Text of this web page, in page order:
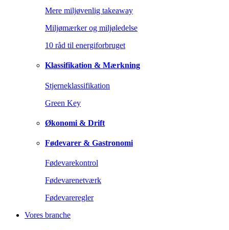
Mere miljøvenlig takeaway
Miljømærker og miljøledelse
10 råd til energiforbruget
Klassifikation & Mærkning
Stjerneklassifikation
Green Key
Økonomi & Drift
Fødevarer & Gastronomi
Fødevarekontrol
Fødevarenetværk
Fødevareregler
Vores branche